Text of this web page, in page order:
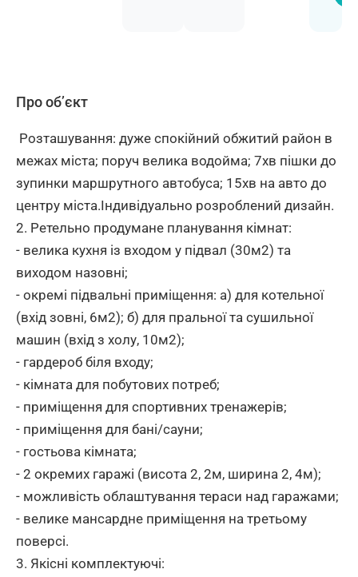
Про об’єкт
Розташування: дуже спокійний обжитий район в
межах міста; поруч велика водойма; 7хв пішки до
зупинки маршрутного автобуса; 15хв на авто до
центру міста.Індивідуально розроблений дизайн.
2. Ретельно продумане планування кімнат:
- велика кухня із входом у підвал (30м2) та
виходом назовні;
- окремі підвальні приміщення: а) для котельної
(вхід зовні, 6м2); б) для пральної та сушильної
машин (вхід з холу, 10м2);
- гардероб біля входу;
- кімната для побутових потреб;
- приміщення для спортивних тренажерів;
- приміщення для бані/сауни;
- гостьова кімната;
- 2 окремих гаражі (висота 2, 2м, ширина 2, 4м);
- можливість облаштування тераси над гаражами;
- велике мансардне приміщення на третьому
поверсі.
3. Якісні комплектуючі: